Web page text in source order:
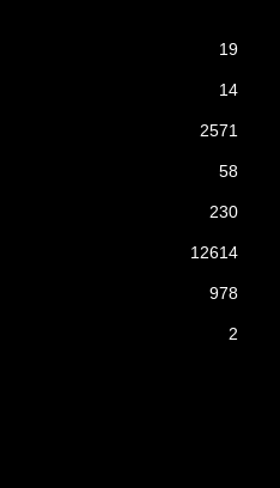
19
14
2571
58
230
12614
978
2